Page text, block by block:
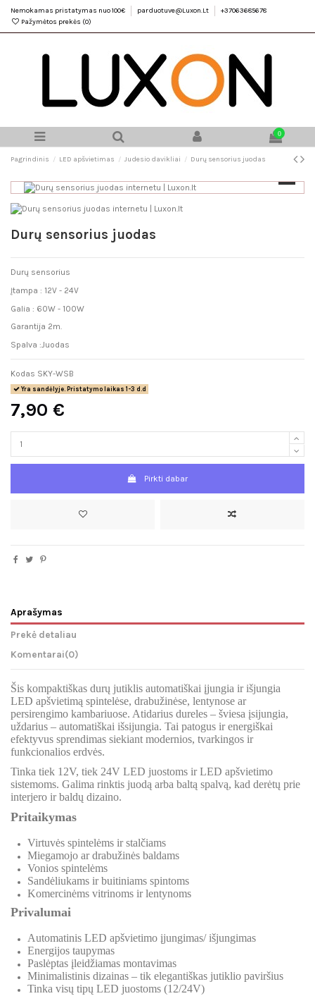
Nemokamas pristatymas nuo 100€ parduotuve@Luxon.Lt
+37063685678
Pažymėtos prekės (0)
0
Pagrindinis LED apšvietimas Judesio davikliai Durų sensorius juodas
Durų sensorius juodas
Durų sensorius
Įtampa : 12V - 24V
Galia : 60W - 100W
Garantija 2m.
Spalva :Juodas
Kodas SKY-WSB
Yra sandėlyje. Pristatymo laikas 1-3 d.d
7,90 €
Pirkti dabar
Aprašymas
Prekė detaliau
Komentarai(0)
Šis kompaktiškas durų jutiklis automatiškai įjungia ir išjungia
LED apšvietimą spintelėse, drabužinėse, lentynose ar
persirengimo kambariuose. Atidarius dureles – šviesa įsijungia,
uždarius – automatiškai išsijungia. Tai patogus ir energiškai
efektyvus sprendimas siekiant modernios, tvarkingos ir
funkcionalios erdvės.
Tinka tiek 12V, tiek 24V LED juostoms ir LED apšvietimo
sistemoms. Galima rinktis juodą arba baltą spalvą, kad derėtų prie
interjero ir baldų dizaino.
Pritaikymas
Virtuvės spintelėms ir stalčiams
Miegamojo ar drabužinės baldams
Vonios spintelėms
Sandėliukams ir buitiniams spintoms
Komercinėms vitrinoms ir lentynoms
Privalumai
Automatinis LED apšvietimo įjungimas/ išjungimas
Energijos taupymas
Paslėptas įleidžiamas montavimas
Minimalistinis dizainas – tik elegantiškas jutiklio paviršius
Tinka visų tipų LED juostoms (12/24V)